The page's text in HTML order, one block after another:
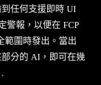
任何支援即時 UI
警報，以便在 FCP
範圍時發出。當出
分的 AI，即可在幾